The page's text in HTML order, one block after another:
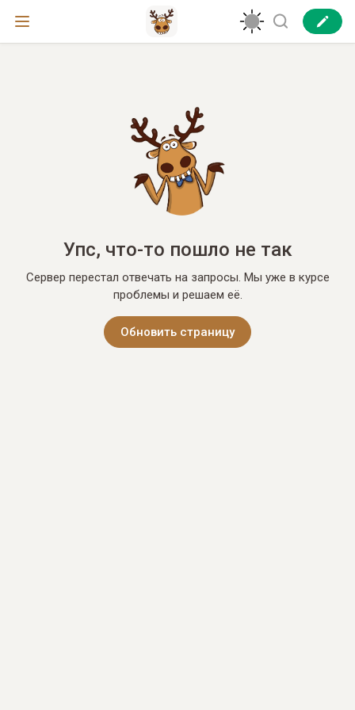
Упс, что-то пошло не так
Сервер перестал отвечать на запросы. Мы уже в курсе
проблемы и решаем её.
Обновить страницу